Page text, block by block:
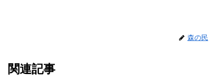
森の民
関連記事